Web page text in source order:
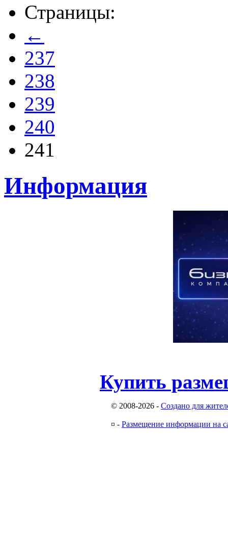
Страницы:
←
237
238
239
240
241
Информация
Купить
© 2008-2026 - Создано для
¤ - Размещение информации на